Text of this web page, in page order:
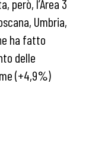
però, l’Area 3
Umbria,
ha fatto
delle
(+4,9%)